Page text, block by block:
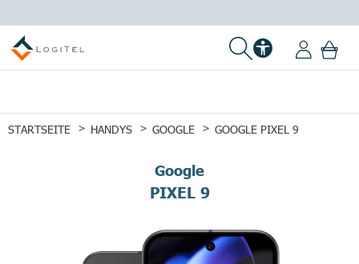
STARTSEITE HANDYS GOOGLE GOOGLE PIXEL 9
Google
PIXEL 9